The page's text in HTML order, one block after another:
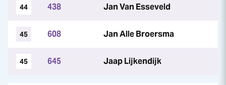
44 438 Jan Van Esseveld
45 608 Jan Alle Broersma
45 645 Jaap Lijkendijk